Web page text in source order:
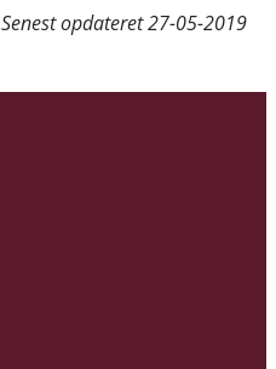
Senest opdateret27-05-2019